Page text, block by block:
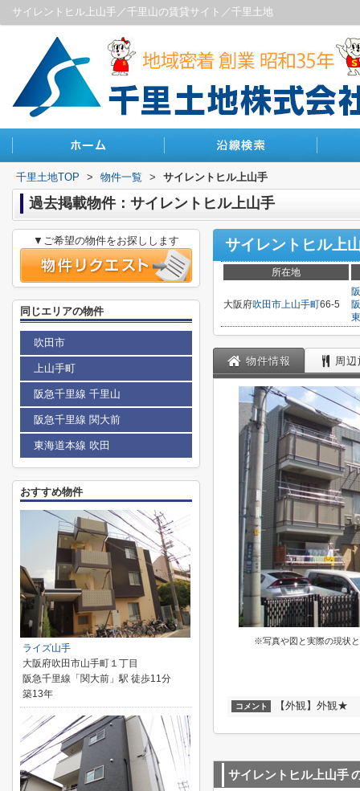
サイレントヒル上山手／千里山の賃貸サイト／千里土地
千里土地TOP > 物件一覧 > サイレントヒル上山手
過去掲載物件：サイレントヒル上山手
サイレントヒル上
所在地
大阪府吹田市上山手町66-5
物件情報 周
※写真や図と実際の現状
コメント 【外観】外観★
サイレントヒル上山手
▼ご希望の物件をお探しします
同じエリアの物件
吹田市
上山手町
阪急千里線 千里山
阪急千里線 関大前
東海道本線 吹田
おすすめ物件
ライズ山手
大阪府吹田市山手町１丁目
阪急千里線「関大前」駅 徒歩11分
築13年